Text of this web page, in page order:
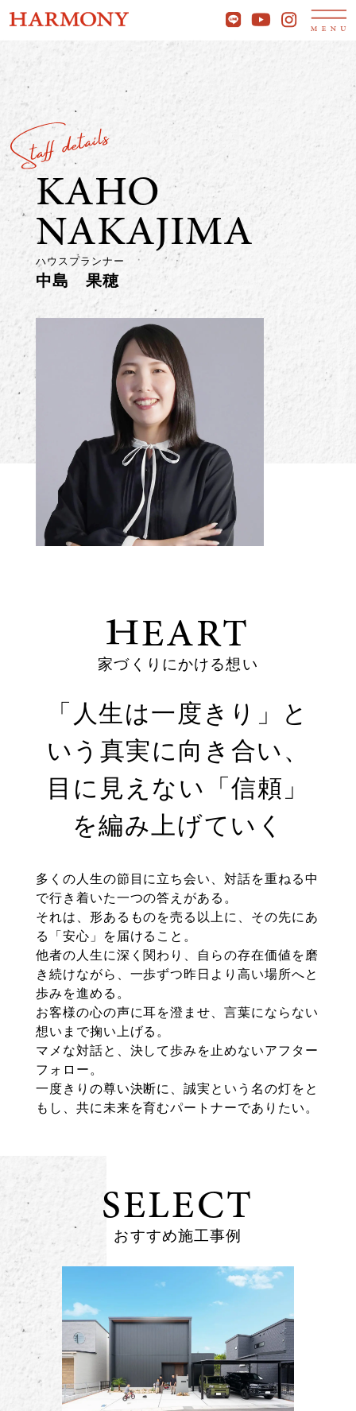
KAHO
NAKAJIMA
ハウスプランナー
中島 果穂
EART
家づくりにかける想い
「人生は一度きり」と
いう真実に向き合い、
目に見えない「信頼」
を編み上げていく
多くの人生の節目に立ち会い、対話を重ねる中
で行き着いた一つの答えがある。
それは、形あるものを売る以上に、その先にあ
る「安心」を届けること。
他者の人生に深く関わり、自らの存在価値を磨
き続けながら、一歩ずつ昨日より高い場所へと
歩みを進める。
お客様の心の声に耳を澄ませ、言葉にならない
想いまで掬い上げる。
マメな対話と、決して歩みを止めないアフター
フォロー。
一度きりの尊い決断に、誠実という名の灯をと
もし、共に未来を育むパートナーでありたい。
SELECT
おすすめ施工事例